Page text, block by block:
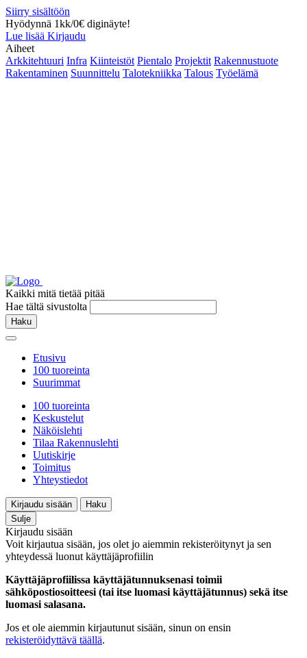
Siirry sisältöön
Hyödynnä 1kk/0€ diginäyte!
Lue lisää Kirjaudu
Aiheet
Arkkitehtuuri Infra Kiinteistöt Pientalo Projektit Rakennustuote
Rakentaminen Suunnittelu Talotekniikka Talous Työelämä
Kaikki mitä tietää pitää
Hae tältä sivustolta
Haku
Etusivu
100 tuoreinta
Suurimmat
100 tuoreinta
Keskustelut
Näköislehti
Tilaa Rakennuslehti
Uutiskirje
Toimitus
Yhteystiedot
Kirjaudu sisään
Haku
Sulje
Kirjaudu sisään
Voit kirjautua sisään, jos olet jo aiemmin rekisteröitynyt ja sen
yhteydessä luonut käyttäjäprofiilin
Käyttäjäprofiilissa käyttäjätunnuksenasi toimii
sähköpostiosoitteesi (tai itse luomasi käyttäjätunnus) sekä itse
luomasi salasana.
Jos et ole aiemmin kirjautunut sisään, sinun on ensin
rekisteröidyttävä täällä.